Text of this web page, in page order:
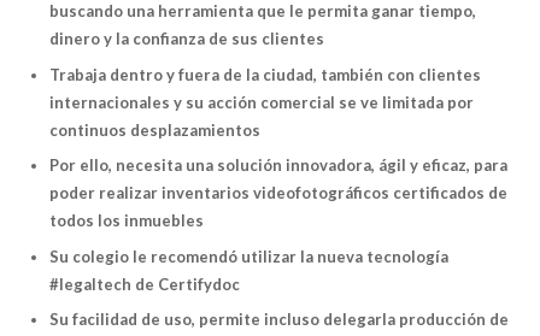
buscando una herramienta que le permita ganar tiempo,
dinero y la confianza de sus clientes
Trabaja dentro y fuera de la ciudad, también con clientes
internacionales y su acción comercial se ve limitada por
continuos desplazamientos
Por ello, necesita una solución innovadora, ágil y eficaz, para
poder realizar inventarios videofotográficos certificados de
todos los inmuebles
Su colegio le recomendó utilizar la nueva tecnología
#legaltech de Certifydoc
Su facilidad de uso, permite incluso delegarla producción de